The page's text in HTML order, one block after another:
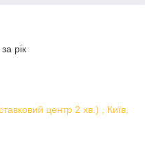
рік
центр 2 хв.) , Київ,